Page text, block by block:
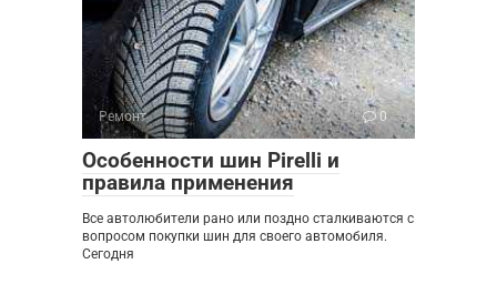
Ремонт 0
Особенности шин Pirelli и
правила применения
Все автолюбители рано или поздно сталкиваются с
вопросом покупки шин для своего автомобиля.
Сегодня